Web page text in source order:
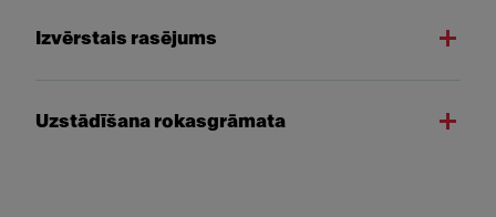
Izvērstais rasējums
Uzstādīšana rokasgrāmata